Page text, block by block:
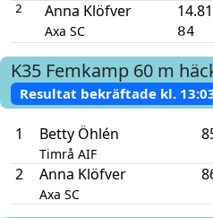
2 Anna Klöfver
Axa SC
14.81
84
K35 Femkamp 60 m
Resultat bekräftade kl.
1 Betty Öhlén
Timrå AIF
2 Anna Klöfver
Axa SC